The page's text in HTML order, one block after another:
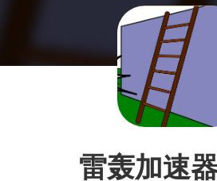
雷轰加速